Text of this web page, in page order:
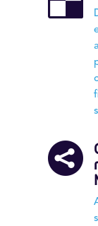
